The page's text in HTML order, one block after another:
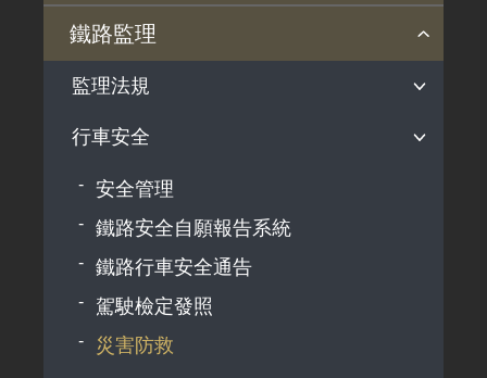
安衛防災
臨軌施工安全
品質保證
公共工程施工品質
鐵路監理
監理法規
依法監理
營運監理範圍
行車安全
安全管理
鐵路安全自願報告系統
鐵路行車安全通告
駕駛檢定發照
災害防救